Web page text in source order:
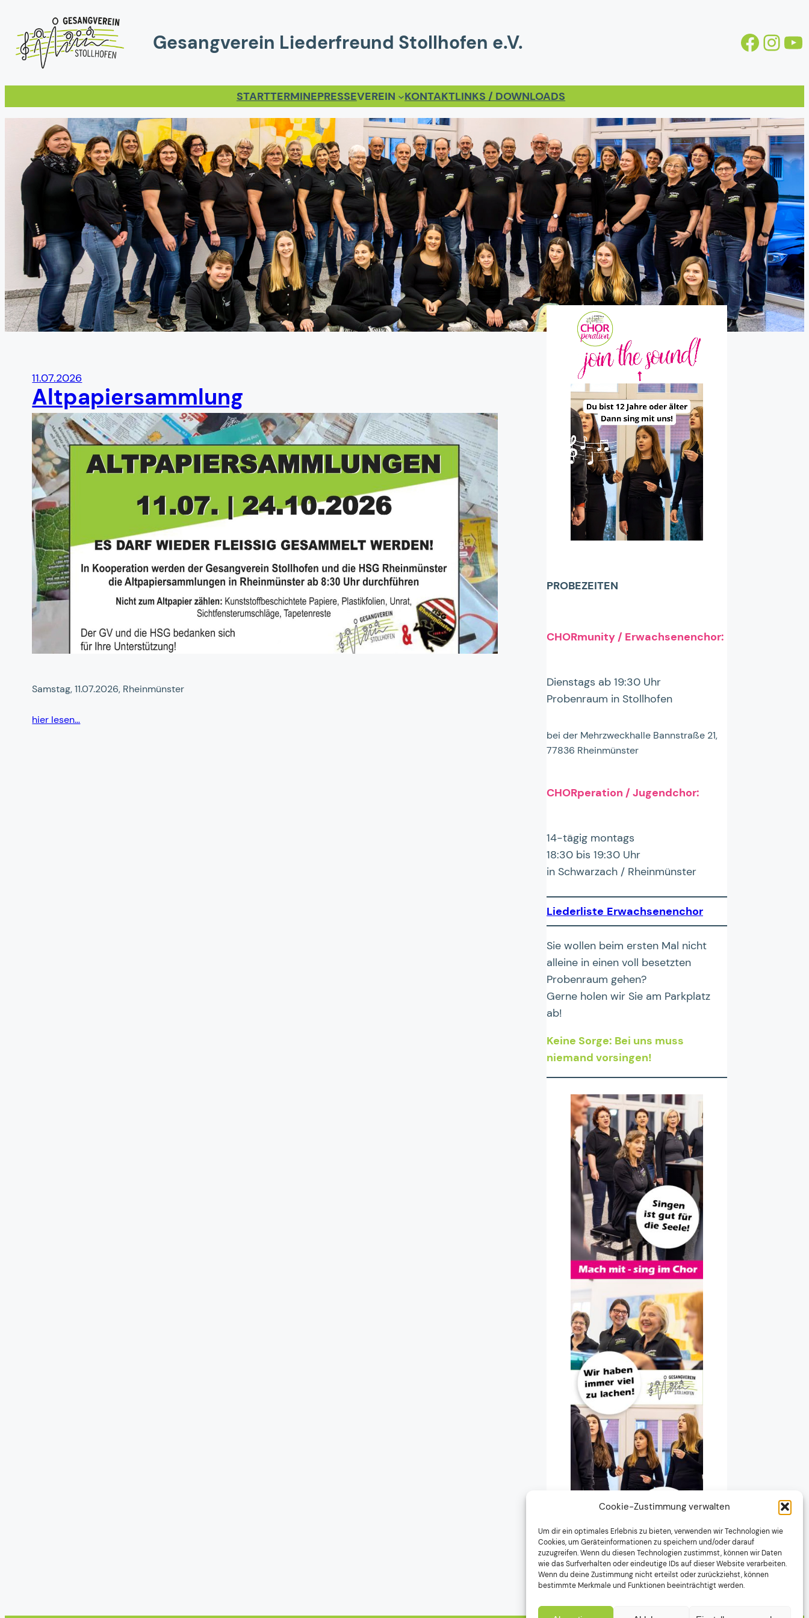
Cookie-Zustimmung verwalten
Um dir ein optimales Erlebnis zu bieten, verwenden wir Technologien wie
Cookies, um Geräteinformationen zu speichern und/oder darauf
zuzugreifen. Wenn du diesen Technologien zustimmst, können wir Daten
wie das Surfverhalten oder eindeutige IDs auf dieser Website verarbeiten.
Wenn du deine Zustimmung nicht erteilst oder zurückziehst, können
bestimmte Merkmale und Funktionen beeinträchtigt werden.
Gesangverein Liederfreund Stollhofen e.V. Facebook https://www.instagram.com/gv.stollhofen/ YouTube
STARTTERMINEPRESSEVEREIN KONTAKTLINKS / DOWNLOADS
11.07.2026
Altpapiersammlung
Samstag, 11.07.2026, Rheinmünster
hier lesen…
PROBEZEITEN
CHORmunity / Erwachsenenchor:
Dienstags ab 19:30 Uhr
Probenraum in Stollhofen
bei der Mehrzweckhalle Bannstraße 21,
77836 Rheinmünster
CHORperation / Jugendchor:
14-tägig montags
18:30 bis 19:30 Uhr
in Schwarzach / Rheinmünster
Liederliste Erwachsenenchor
Sie wollen beim ersten Mal nicht
alleine in einen voll besetzten
Probenraum gehen?
Gerne holen wir Sie am Parkplatz
ab!
Keine Sorge: Bei uns muss
niemand vorsingen!